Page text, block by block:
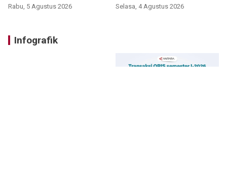
Rabu, 5 Agustus 2026 Selasa, 4 Agustus 2026
Infografik